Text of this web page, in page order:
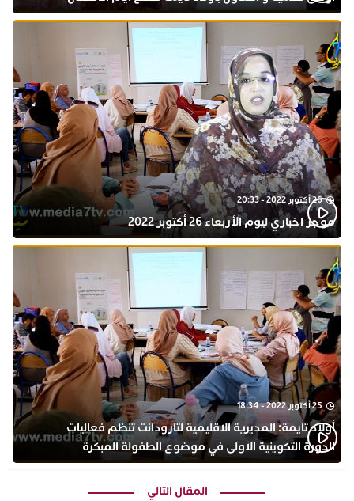
بذكرى المولد النبوي
26 أكتوبر 2022 - 20:33
موجز اخباري ليوم الأربعاء 26 أكتوبر 2022
25 أكتوبر 2022 - 18:34
أولاد تايمة: المديرية الاقليمية لتارودانت تنظم فعاليات
الدورة التكوينية الاولى في موضوع الطفولة المبكرة
بمركز التكوين ثانوية الحسن الثاني التأهيلية
المقال التالي